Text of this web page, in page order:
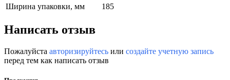
Ширина упаковки, мм
185
Написать отзыв
Пожалуйста авторизируйтесь или создайте учетную запись
перед тем как написать отзыв